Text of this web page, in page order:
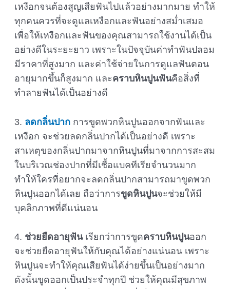
เหงือกจนต้องสูญเสียฟันไปแล้วอย่างมากมาย ทำให้
ทุกคนควรที่จะดูแลเหงือกและฟันอย่างสม่ำเสมอ
เพื่อให้เหงือกและฟันของคุณสามารถใช้งานได้เป็น
อย่างดีในระยะยาว เพราะในปัจจุบันค่าทำฟันปลอม
มีราคาที่สูงมาก และค่าใช้จ่ายในการดูแลฟันตอน
อายุมากขึ้นก็สูงมาก และคราบหินปูนฟันคือสิ่งที่
ทำลายฟันได้เป็นอย่างดี
3. ลดกลิ่นปากการขูดพวกหินปูนออกจากฟันและ
เหงือก จะช่วยลดกลิ่นปากได้เป็นอย่างดี เพราะ
สาเหตุของกลิ่นปากมาจากหินปูนที่มาจากการสะสม
ในบริเวณช่องปากที่มีเชื้อแบคทีเรียจำนวนมาก
ทำให้ใครที่อยากจะลดกลิ่นปากสามารถมาขูดพวก
หินปูนออกได้เลย ถือว่าการขูดหินปูนจะช่วยให้มี
บุคลิกภาพที่ดีแน่นอน
4. ช่วยยืดอายุฟัน เรียกว่าการขูดคราบหินปูนออก
จะช่วยยืดอายุฟันให้กับคุณได้อย่างแน่นอน เพราะ
หินปูนจะทำให้คุณเสียฟันได้ง่ายขึ้นเป็นอย่างมาก
ดังนั้นขูดออกเป็นประจำทุกปี ช่วยให้คุณมีสุขภาพ